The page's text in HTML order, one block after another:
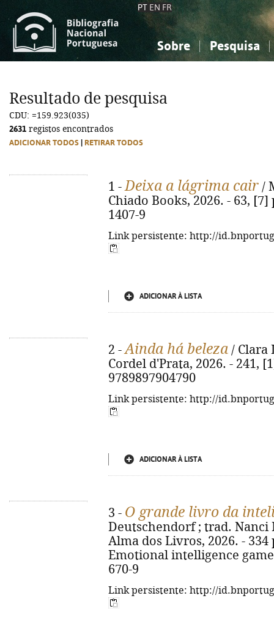
PT EN FR
Sobre Pesquisa
Ciências sociais...
Ciências sociais...
Resultado de pesquisa
CDU: =159.923(035)
2631 registos encontrados
ADICIONAR TODOS RETIRAR TODOS
1 -Deixa a lágrima cair /
Chiado Books, 2026. - 63, [7]
1407-9
Link persistente: http://
ADICIONAR À LISTA
2 -Ainda há beleza / Clara
Cordel d'Prata, 2026. - 241,
9789897904790
Link persistente: http://
ADICIONAR À LISTA
3 - O grande livro da
Deutschendorf ; trad. Nanci
Alma dos Livros, 2026. -
Emotional intelligence game
670-9
Link persistente: http://